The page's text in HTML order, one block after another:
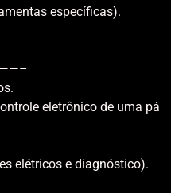
específicas).
eletrônico de uma pá
elétricos e diagnóstico).